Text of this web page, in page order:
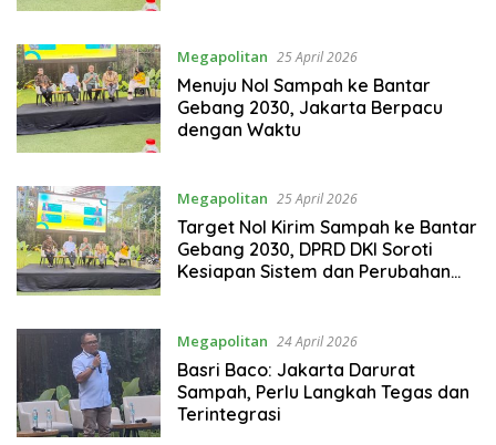
Megapolitan 25 April 2026
Menuju Nol Sampah ke Bantar
Gebang 2030, Jakarta Berpacu
dengan Waktu
Megapolitan 25 April 2026
Target Nol Kirim Sampah ke Bantar
Gebang 2030, DPRD DKI Soroti
Kesiapan Sistem dan Perubahan
Megapolitan 24 April 2026
Basri Baco: Jakarta Darurat
Sampah, Perlu Langkah Tegas dan
Terintegrasi